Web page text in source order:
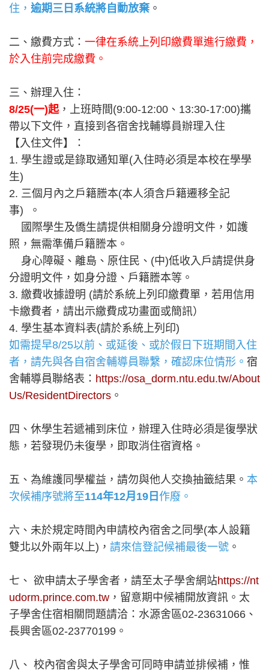
住， 逾期三日系統將自動放棄 。
二、繳費方式： 一律在系統上列印繳費單進行繳費，
於入住前完成繳費。
三、辦理入住：
8/25(一)起，上班時間(9:00-12:00、13:30-17:00)攜
帶以下文件，直接到各宿舍找輔導員辦理入住
【入住文件】：
1. 學生證或是錄取通知單(入住時必須是本校在學學
生)
2. 三個月內之戶籍謄本(本人須含戶籍遷移全記
事) 。
國際學生及僑生請提供相關身分證明文件，如護
照，無需準備戶籍謄本。
身心障礙、離島、原住民、(中)低收入戶請提供身
分證明文件，如身分證、戶籍謄本等。
3. 繳費收據證明 (請於系統上列印繳費單，若用信用
卡繳費者，請出示繳費成功畫面或簡訊）
4. 學生基本資料表(請於系統上列印)
如需提早8/25以前、或延後、或於假日下班期間入住
者，請先與各自宿舍輔導員聯繫，確認床位情形。 宿
舍輔導員聯絡表： https://osa_dorm.ntu.edu.tw/About
Us/ResidentDirectors 。
四、休學生若遞補到床位，辦理入住時必須是復學狀
態，若發現仍未復學，即取消住宿資格。
五、為維護同學權益，請勿與他人交換抽籤結果。 本
次候補序號將至114年12月19日 作廢。
六、未於規定時間內申請校內宿舍之同學(本人設籍
雙北以外兩年以上)， 請來信登記候補最後一號 。
七、 欲申請太子學舍者，請至太子學舍網站https://nt
udorm.prince.com.tw ，留意期中候補開放資訊。太
子學舍住宿相關問題請洽：水源舍區02-23631066、
長興舍區02-23770199。
八、 校內宿舍與太子學舍可同時申請並排候補，惟